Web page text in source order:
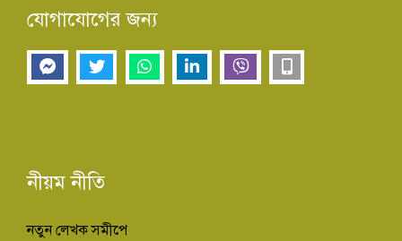
যোগাযোগের জন্য
নীয়ম নীতি
নতুন লেখক সমীপে